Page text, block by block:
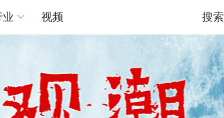
业 视频 搜索